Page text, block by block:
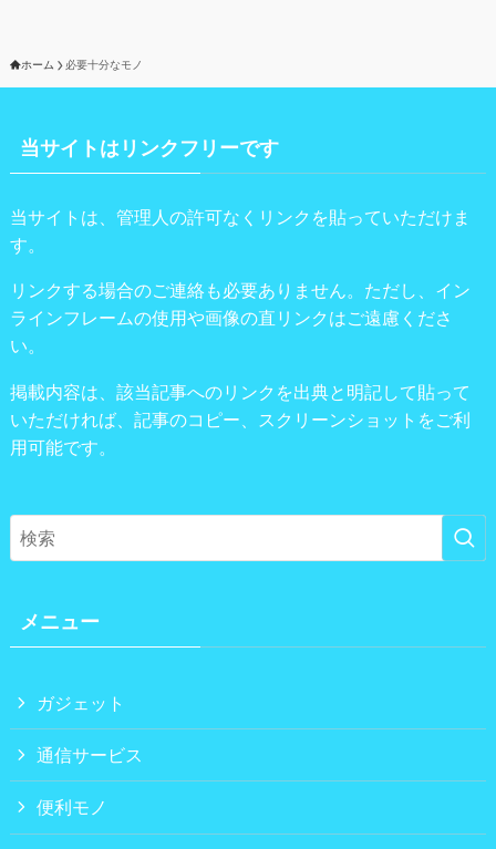
ホーム 必要十分なモノ
当サイトはリンクフリーです
当サイトは、管理人の許可なくリンクを貼っていただけま
す。
リンクする場合のご連絡も必要ありません。ただし、イン
ラインフレームの使用や画像の直リンクはご遠慮くださ
い。
掲載内容は、該当記事へのリンクを出典と明記して貼って
いただければ、記事のコピー、スクリーンショットをご利
用可能です。
メニュー
ガジェット
通信サービス
便利モノ